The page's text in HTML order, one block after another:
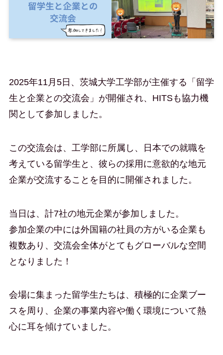
2025年11月5日、茨城大学工学部が主催する「留学
生と企業との交流会」が開催され、HITSも協力機
関として参加しました。
この交流会は、工学部に所属し、日本での就職を
考えている留学生と、彼らの採用に意欲的な地元
企業が交流することを目的に開催されました。
当日は、計7社の地元企業が参加しました。
参加企業の中には外国籍の社員の方がいる企業も
複数あり、交流会全体がとてもグローバルな空間
となりました！
会場に集まった留学生たちは、積極的に企業ブー
スを周り、企業の事業内容や働く環境について熱
心に耳を傾けていました。